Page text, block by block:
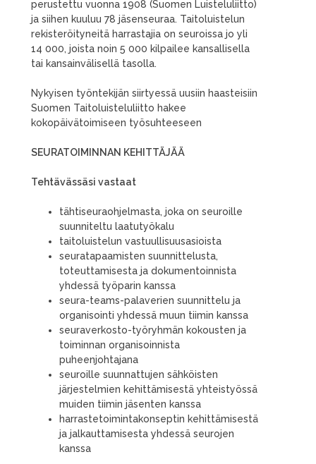
perustettu vuonna 1908 (Suomen Luisteluliitto)
ja siihen kuuluu 78 jäsenseuraa. Taitoluistelun
rekisteröityneitä harrastajia on seuroissa jo yli
14 000, joista noin 5 000 kilpailee kansallisella
tai kansainvälisellä tasolla.
Nykyisen työntekijän siirtyessä uusiin haasteisiin
Suomen Taitoluisteluliitto hakee
kokopäivätoimiseen työsuhteeseen
SEURATOIMINNAN KEHITTÄJÄÄ
Tehtävässäsi vastaat
tähtiseuraohjelmasta, joka on seuroille
suunniteltu laatutyökalu
taitoluistelun vastuullisuusasioista
seuratapaamisten suunnittelusta,
toteuttamisesta ja dokumentoinnista
yhdessä työparin kanssa
seura-teams-palaverien suunnittelu ja
organisointi yhdessä muun tiimin kanssa
seuraverkosto-työryhmän kokousten ja
toiminnan organisoinnista
puheenjohtajana
seuroille suunnattujen sähköisten
järjestelmien kehittämisestä yhteistyössä
muiden tiimin jäsenten kanssa
harrastetoimintakonseptin kehittämisestä
ja jalkauttamisesta yhdessä seurojen
kanssa